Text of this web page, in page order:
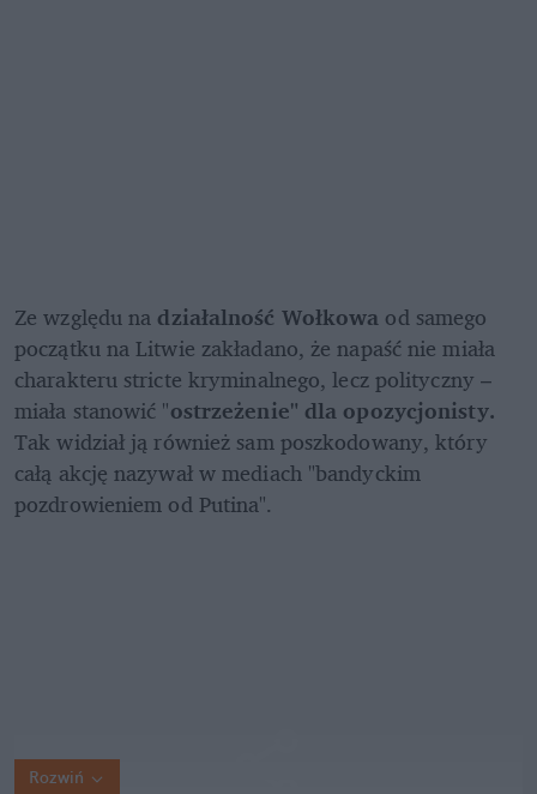
Ze względu na działalność Wołkowa od samego
początku na Litwie zakładano, że napaść nie miała
charakteru stricte kryminalnego, lecz polityczny –
miała stanowić "
Tak widział ją również sam poszkodowany, który
całą akcję nazywał w mediach "bandyckim
pozdrowieniem od Putina".
Rozwiń